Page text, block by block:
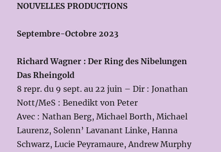
NOUVELLES PRODUCTIONS
Septembre-Octobre 2023
Richard Wagner : Der Ring des Nibelungen
Das Rheingold
8 repr. du 9 sept. au 22 juin – Dir : Jonathan
Nott/MeS : Benedikt von Peter
Avec : Nathan Berg, Michael Borth, Michael
Laurenz, Solenn’ Lavanant Linke, Hanna
Schwarz, Lucie Peyramaure, Andrew Murphy